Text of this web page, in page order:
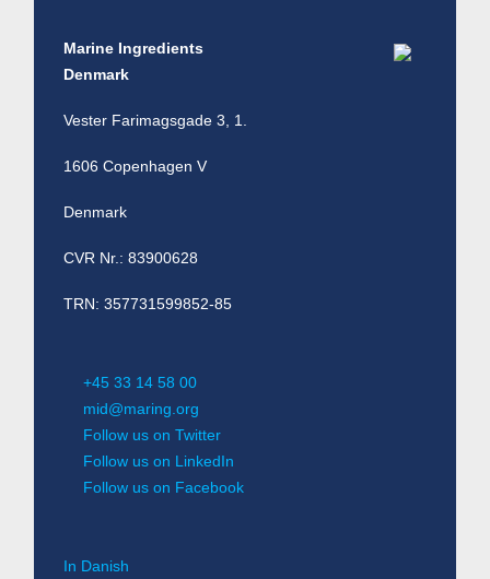
Marine Ingredients
Denmark
Vester Farimagsgade 3, 1.
1606 Copenhagen V
Denmark
CVR Nr.: 83900628
TRN: 357731599852-85
+45 33 14 58 00
mid@maring.org
Follow us on Twitter
Follow us on LinkedIn
Follow us on Facebook
In Danish